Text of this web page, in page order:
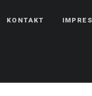
KONTAKT